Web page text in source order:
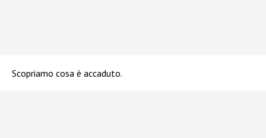
Scopriamo cosa è accaduto.